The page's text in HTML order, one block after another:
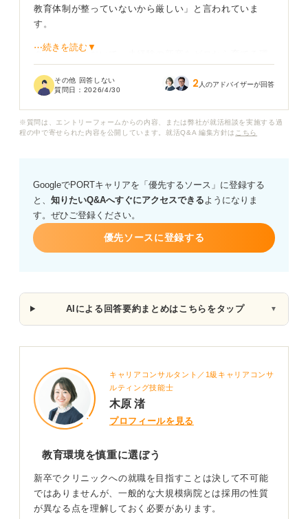
教育体制が整っていないから厳しい」と言われていま
す。
クリニックにおいて、未経験の新卒をゼロから育てる環
など職種を問わず、新卒が最初からクリニックを選ぶこ
⋯続きを読む▼
その他 回答しない
質問日： 2026/4/30 2 人のアドバイザーが回答
※質問は、エントリーフォームからの内容、または弊社が就活相談を実施する過
程の中で寄せられた内容を公開しています。就活Q&A 編集方針は こちら
GoogleでPORTキャリアを「優先するソース」に登録する
と、 知りたいQ&Aへすぐにアクセスできるようになりま
す。ぜひご登録ください。
優先ソースに登録する
AIによる回答要約まとめはこちらをタップ ▼
キャリアコンサルタント／1級キャリアコンサ
ルティング技能士
木原 渚
プロフィールを見る
教育環境を慎重に選ぼう
新卒でクリニックへの就職を目指すことは決して不可能
ではありませんが、一般的な大規模病院とは採用の性質
が異なる点を理解しておく必要があります。